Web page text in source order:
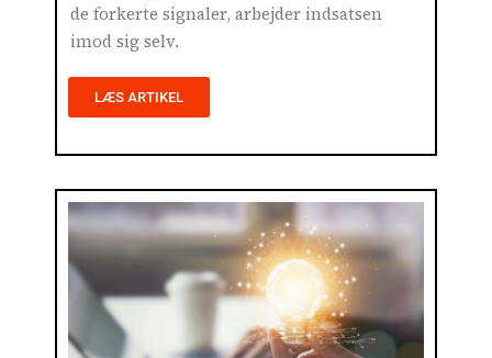
de forkerte signaler, arbejder indsatsen
imod sig selv.
LÆS ARTIKEL